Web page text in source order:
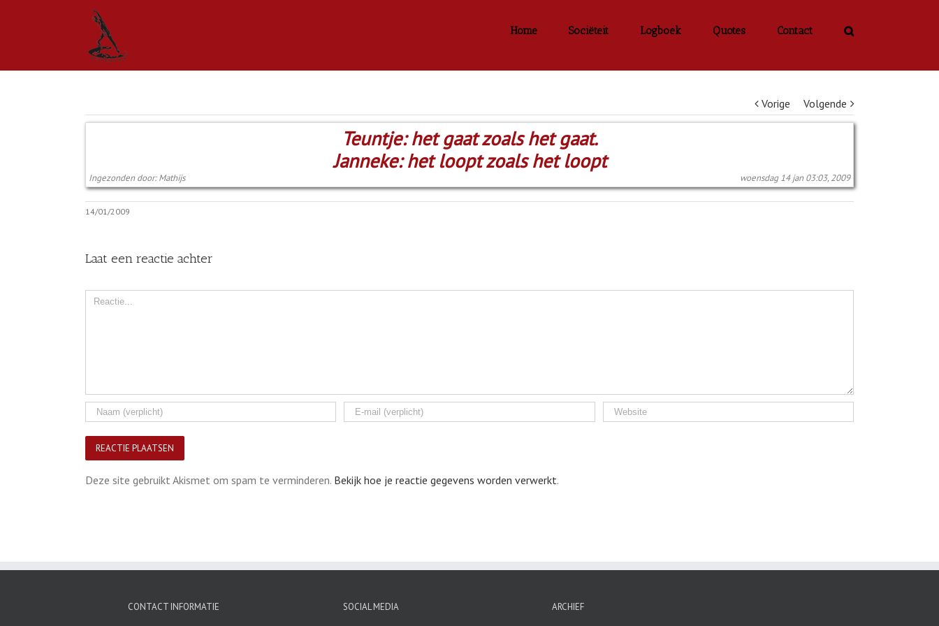
Home Sociëteit Logboek Quotes Contact
Vorige Volgende
Teuntje: het gaat zoals het gaat.
Janneke: het loopt zoals het loopt
Ingezonden door: Mathijs woensdag 14 jan 03:03, 2009
14/01/2009
Laat een reactie achter
Comment
Deze site gebruikt Akismet om spam te verminderen. Bekijk hoe je reactie gegevens worden verwerkt.
CONTACT INFORMATIE SOCIAL MEDIA ARCHIEF